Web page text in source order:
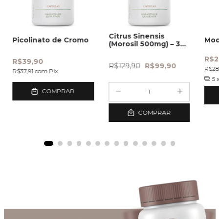
Picolinato de Cromo
R$39,90
R$37,91 com Pix
COMPRAR
Citrus Sinensis
(Morosil 500mg) – 30
R$129,90 R$99,90
COMPRAR
5